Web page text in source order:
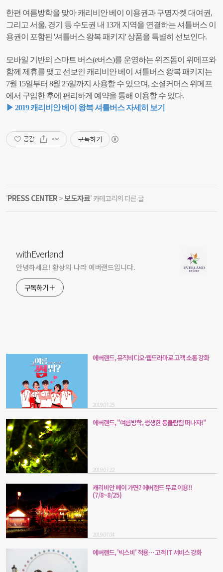
한편 여름방학을 맞아 캐리비안 베이 이용권과 구명자켓 대여권,
그리고 서울, 경기 등 수도권 내 13개 지역을 연결하는 셔틀버스 이
용권이 포함된 '셔틀버스 왕복 패키지' 상품을 특별히 선보인다.
모바일 기반의 스마트 버스(e버스)를 운영하는 위즈돔이 위메프와
함께 제휴를 맺고 선보인 캐리비안 베이 셔틀버스 왕복 패키지는
7월 15일부터 8월 25일까지 사용할 수 있으며, 소셜커머스 위메프
에서 구입한 후에 편리하게 예약을 통해 이용할 수 있다.
▶ 2019 캐리비안 베이 왕복 셔틀버스 자세히 보기
공감 구독하기
'PRESS CENTER>보도자료' 카테고리의 다른 글
withEverland
안녕하세요! 환상의 나라 에버랜드입니다.
구독하기
에버랜드, 뮤직비디오·웹드라마로 고객 소통 강화
2019.07.25
에버랜드, "여름방학, 생생한 동물탐험 떠나자!"
2019.07.22
캐리비안 베이 가면? 에버랜드 무료 이용!!
(7/8~8/25)
2019.07.04
에버랜드, '빅스비' 적용… 고객 IT 서비스 강화